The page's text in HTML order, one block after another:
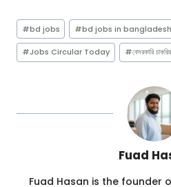
Post
Tags:
#bd jobs #bd jobs in bangladesh
#Jobs Circular Today #বেসরকারি
Fuad
Fuad Hasan is the founder